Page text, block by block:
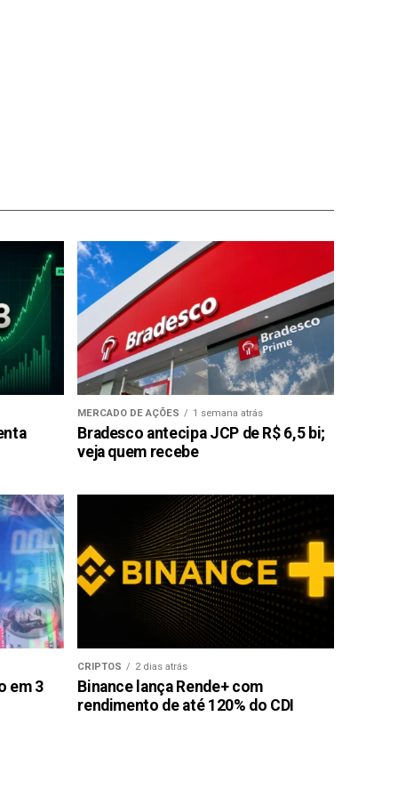
MERCADO DE AÇÕES 1 semana atrás
Bradesco antecipa JCP de R$ 6,5 bi;
veja quem recebe
em 3
CRIPTOS 2 dias atrás
Binance lança Rende+ com
rendimento de até 120% do CDI